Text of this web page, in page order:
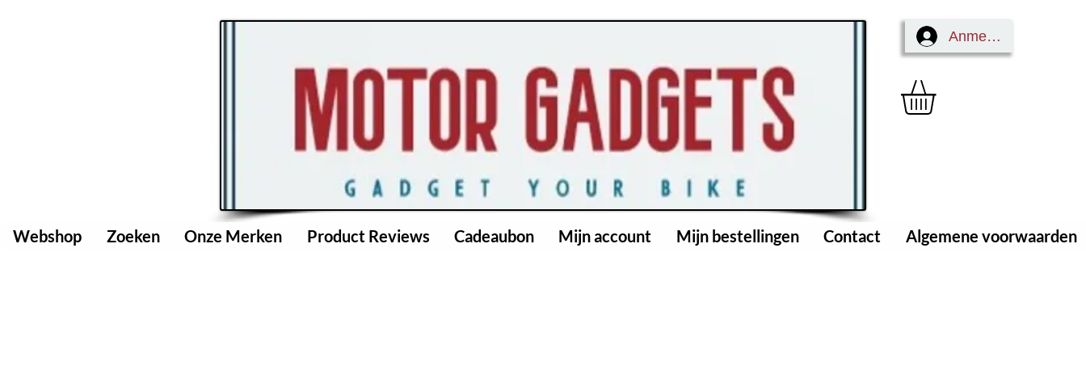
Anmelden
Webshop Zoeken Onze Merken Product Reviews Cadeaubon Mijn account Mijn bestellingen Contact Algemene voorwaarden